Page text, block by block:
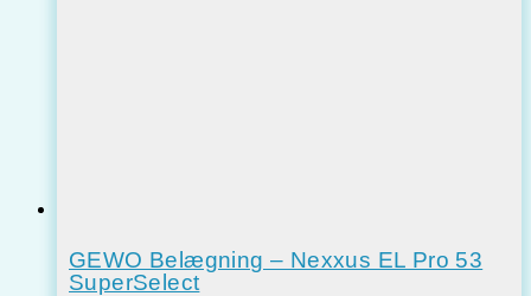
GEWO Belægning – Nexxus EL Pro 53
SuperSelect